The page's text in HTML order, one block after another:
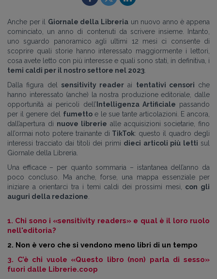
Anche per il Giornale della Libreria un nuovo anno è appena
cominciato, un anno di contenuti da scrivere insieme. Intanto,
uno sguardo panoramico agli ultimi 12 mesi ci consente di
scoprire quali storie hanno interessato maggiormente i lettori,
cosa avete letto con più interesse e quali sono stati, in definitiva, i
temi caldi per il nostro settore nel 2023
Dalla figura del sensitivity reader ai tentativi censori che
hanno interessato (anche) la nostra produzione editoriale, dalle
opportunità ai pericoli dell’ Intelligenza Artificiale passando
per il genere del fumettoe le sue tante articolazioni. E ancora,
dall’apertura di nuove librerie alle acquisizioni societarie, fino
all’ormai noto potere trainante di TikTok: questo il quadro degli
interessi tracciato dai titoli dei primi dieci articoli più letti sul
Giornale della Libreria.
Una efficace – per quanto sommaria – istantanea dell’anno da
poco concluso. Ma anche, forse, una mappa essenziale per
iniziare a orientarci tra i temi caldi dei prossimi mesi, con gli
auguri della redazione
1. Chi sono i «sensitivity readers» e qual è il loro ruolo
nell'editoria?
2. Non è vero che si vendono meno libri di un tempo
3. C’è chi vuole «Questo libro (non) parla di sesso»
fuori dalle Librerie.coop